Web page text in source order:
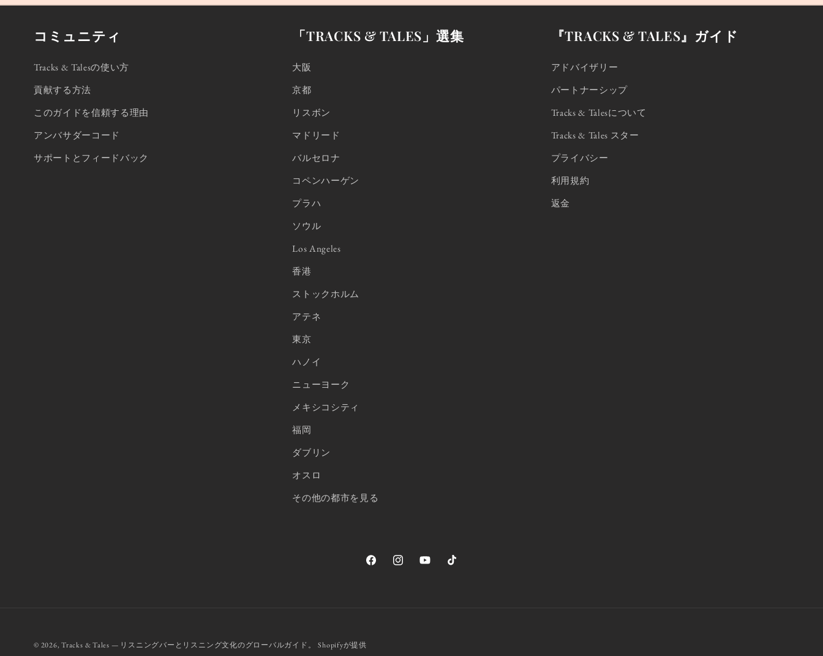
コミュニティ
Tracks & Talesの使い方
貢献する方法
このガイドを信頼する理由
アンバサダーコード
サポートとフィードバック
「TRACKS & TALES」選集
大阪
京都
リスボン
マドリード
バルセロナ
コペンハーゲン
プラハ
ソウル
Los Angeles
香港
ストックホルム
アテネ
東京
ハノイ
ニューヨーク
メキシコシティ
福岡
ダブリン
オスロ
その他の都市を見る
『TRACKS & TALES』ガイド
アドバイザリー
パートナーシップ
Tracks & Talesについて
Tracks & Tales スター
プライバシー
利用規約
返金
FacebookInstagramYouTubeTikTok
© 2026,Tracks & Tales — リスニングバーとリスニング文化のグローバルガイド。 Shopifyが提供